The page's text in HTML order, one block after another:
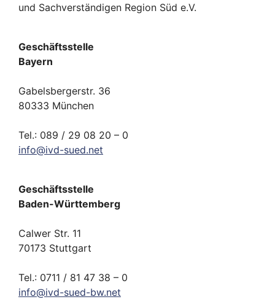
und Sachverständigen Region Süd e.V.
Geschäftsstelle
Bayern
Gabelsbergerstr. 36
80333 München
Tel.: 089 / 29 08 20 – 0
info@ivd-sued.net
Geschäftsstelle
Baden-Württemberg
Calwer Str. 11
70173 Stuttgart
Tel.: 0711 / 81 47 38 – 0
info@ivd-sued-bw.net